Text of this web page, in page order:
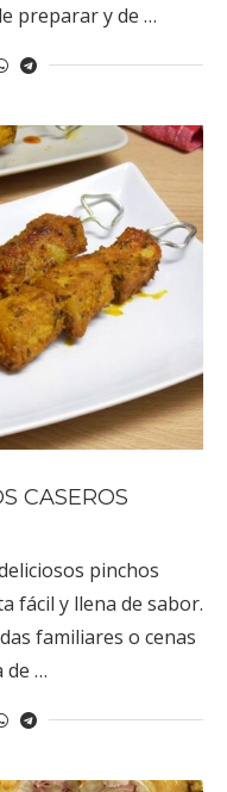
preparar y de …
CASEROS
pinchos
fácil y llena de sabor.
familiares o cenas
de …